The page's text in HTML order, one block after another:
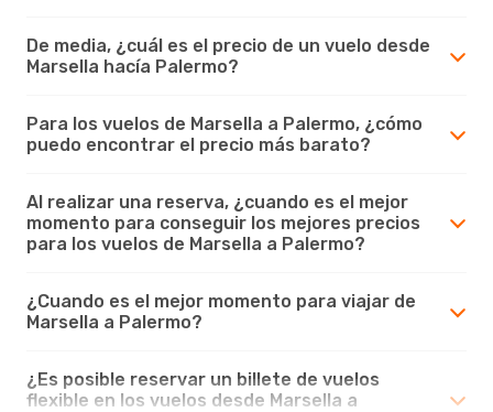
De media, ¿cuál es el precio de un vuelo desde
Marsella hacía Palermo?
Para los vuelos de Marsella a Palermo, ¿cómo
puedo encontrar el precio más barato?
Al realizar una reserva, ¿cuando es el mejor
momento para conseguir los mejores precios
para los vuelos de Marsella a Palermo?
¿Cuando es el mejor momento para viajar de
Marsella a Palermo?
¿Es posible reservar un billete de vuelos
flexible en los vuelos desde Marsella a